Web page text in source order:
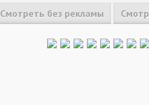
Смотреть без рекламы